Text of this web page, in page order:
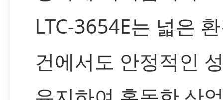
LTC-3654E는 넓은
건에서도 안정적인